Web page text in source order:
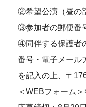
②希望公演（昼の
③参加者の郵便番
④同伴する保護者
番号・電子メール
を記入の上、〒
＜WEBフォーム